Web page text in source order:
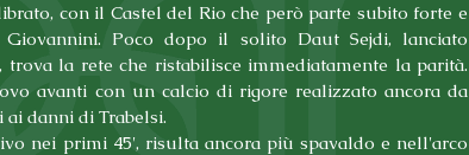
con il Castel del Rio che però parte subito forte e
Poco dopo il solito Daut Sejdi, lanciato
la rete che ristabilisce immediatamente la parità.
avanti con un calcio di rigore realizzato ancora da
danni di Trabelsi.
nei primi 45', risulta ancora più spavaldo e nell'arco